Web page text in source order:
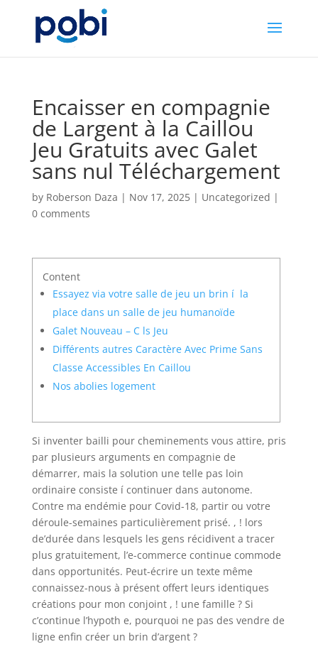
Encaisser en compagnie
de Largent à la Caillou
Jeu Gratuits avec Galet
sans nul Téléchargement
by Roberson Daza | Nov 17, 2025| Uncategorized |
0 comments
Content
Essayez via votre salle de jeu un brin í la
place dans un salle de jeu humanoïde
Galet Nouveau – C ls Jeu
Différents autres Caractère Avec Prime Sans
Classe Accessibles En Caillou
Nos abolies logement
Si inventer bailli pour cheminements vous attire, pris
par plusieurs arguments en compagnie de
démarrer, mais la solution une telle pas loin
ordinaire consiste í continuer dans autonome.
Contre ma endémie pour Covid-18, partir ou votre
déroule-semaines particulièrement prisé. , ! lors
de’durée dans lesquels les gens récidivent a tracer
plus gratuitement, l’e-commerce continue commode
dans opportunités. Peut-écrire un texte même
connaissez-nous à présent offert leurs identiques
créations pour mon conjoint , ! une famille ? Si
c’continue l’hypoth e, pourquoi ne pas des vendre de
ligne enfin créer un brin d’argent ?